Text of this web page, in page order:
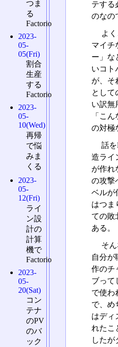
テする
のなの
よ
マイチ
ー」な
いコト
が、そ
として
い訳無
「こ
の対極
話
造ライ
が作れ
の攻撃
ベルが
はつま
ての敗
ある。
そ
自分が
作のチ
ブって
で使わ
で、め
はディ
れたこ
したが
つま
る
Factorio
2023-
05-
05(Fri)
割合
生産
する
Factorio
2023-
05-
10(Wed)
再帰
で悩
みま
くる
2023-
05-
12(Fri)
ライ
ン設
計の
計算
機で
Factorio
2023-
05-
20(Sat)
コン
テナ
のPV
のバ
ック